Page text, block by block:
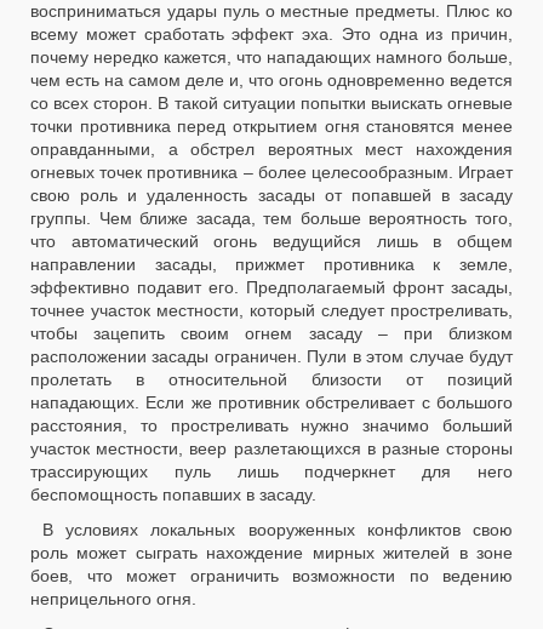
восприниматься удары пуль о местные предметы. Плюс ко
всему может сработать эффект эха. Это одна из причин,
почему нередко кажется, что нападающих намного больше,
чем есть на самом деле и, что огонь одновременно ведется
со всех сторон. В такой ситуации попытки выискать огневые
точки противника перед открытием огня становятся менее
оправданными, а обстрел вероятных мест нахождения
огневых точек противника – более целесообразным. Играет
свою роль и удаленность засады от попавшей в засаду
группы. Чем ближе засада, тем больше вероятность того,
что автоматический огонь ведущийся лишь в общем
направлении засады, прижмет противника к земле,
эффективно подавит его. Предполагаемый фронт засады,
точнее участок местности, который следует простреливать,
чтобы зацепить своим огнем засаду – при близком
расположении засады ограничен. Пули в этом случае будут
пролетать в относительной близости от позиций
нападающих. Если же противник обстреливает с большого
расстояния, то простреливать нужно значимо больший
участок местности, веер разлетающихся в разные стороны
трассирующих пуль лишь подчеркнет для него
беспомощность попавших в засаду.
В условиях локальных вооруженных конфликтов свою
роль может сыграть нахождение мирных жителей в зоне
боев, что может ограничить возможности по ведению
неприцельного огня.